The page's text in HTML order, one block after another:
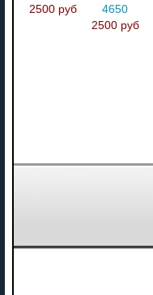
2500 руб
4650
2500 руб